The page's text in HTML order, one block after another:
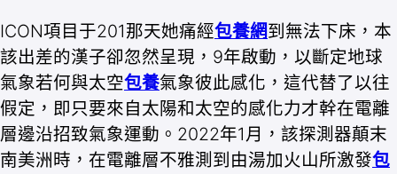
ICON項目于201那天她痛經包養網到無法下床，本
該出差的漢子卻忽然呈現，9年啟動，以斷定地球
氣象若何與太空包養氣象彼此感化，這代替了以往
假定，即只要來自太陽和太空的感化力才幹在電離
層邊沿招致氣象運動。2022年1月，該探測器顛末
南美洲時，在電離層不雅測到由湯加火山所激發包